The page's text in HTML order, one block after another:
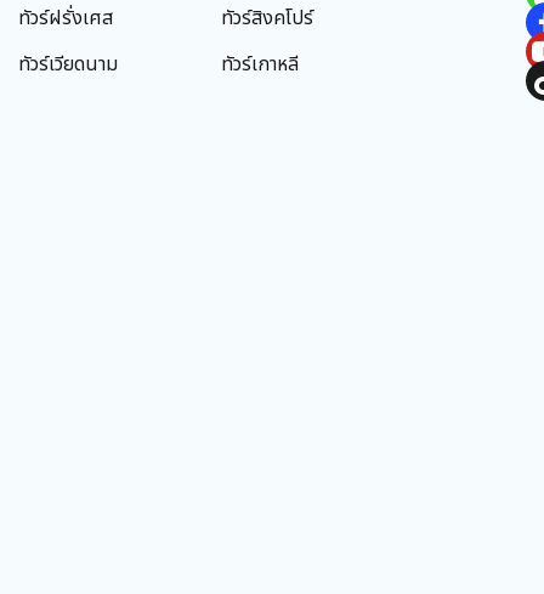
ทัวร์ฝรั่งเศส
ทัวร์เวียดนาม
ทัวร์สิงคโปร์
ทัวร์เกาหลี